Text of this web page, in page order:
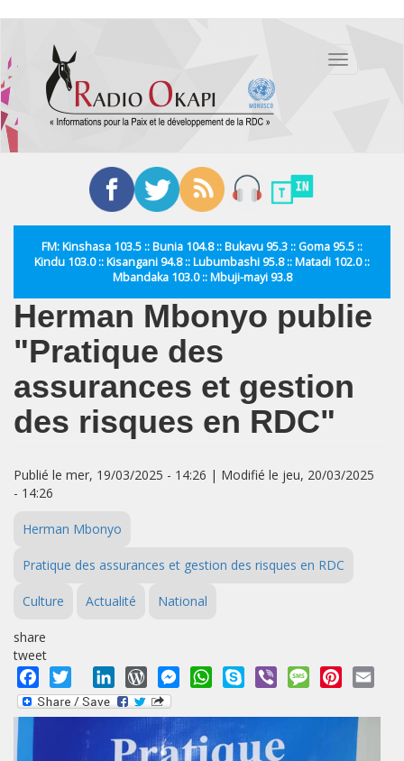
contenu
principal
Toggle
FM: Kinshasa 103.5 :: Bunia 104.8 :: Bukavu 95.3 :: Goma 95.5 ::
Kindu 103.0 :: Kisangani 94.8 :: Lubumbashi 95.8 :: Matadi 102.0 ::
Mbandaka 103.0 :: Mbuji-mayi 93.8
Herman Mbonyo publie
"Pratique des
assurances et gestion
des risques en RDC"
Publié le mer, 19/03/2025 - 14:26 | Modifié le jeu, 20/03/2025
- 14:26
Herman Mbonyo
Pratique des assurances et gestion des risques en RDC
Culture Actualité National
share
tweet
Facebook
Twitter LinkedInWordPressMessengerWhatsApp
Skype Viber MessagePinterest